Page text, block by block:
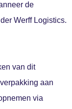
de
Werff Logistics.
van dit
aan
via